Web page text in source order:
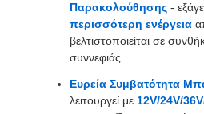
Παρακολούθησης -
περισσότερη ενέργεια
βελτιστοποιείται σε
συννεφιάς.
Ευρεία Συμβατότητα
λειτουργεί με 12V/24V/